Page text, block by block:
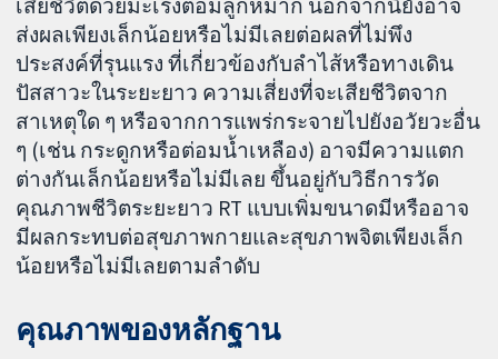
ส่งผลเพียงเล็กน้อยหรือไม่มีเลยต่อผลที่ไม่พึง
ประสงค์ที่รุนแรง ที่เกี่ยวข้องกับลำไส้หรือทางเดิน
ปัสสาวะในระยะยาว ความเสี่ยงที่จะเสียชีวิตจาก
สาเหตุใด ๆ หรือจากการแพร่กระจายไปยังอวัยวะอื่น
ๆ (เช่น กระดูกหรือต่อมน้ำเหลือง) อาจมีความแตก
ต่างกันเล็กน้อยหรือไม่มีเลย ขึ้นอยู่กับวิธีการวัด
คุณภาพชีวิตระยะยาว RT แบบเพิ่มขนาดมีหรืออาจ
มีผลกระทบต่อสุขภาพกายและสุขภาพจิตเพียงเล็ก
น้อยหรือไม่มีเลยตามลำดับ
คุณภาพของหลักฐาน